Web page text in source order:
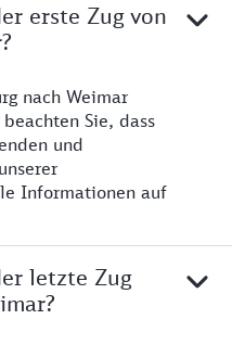
erste Zug von
nach Weimar
Sie, dass
und
Informationen auf
letzte Zug